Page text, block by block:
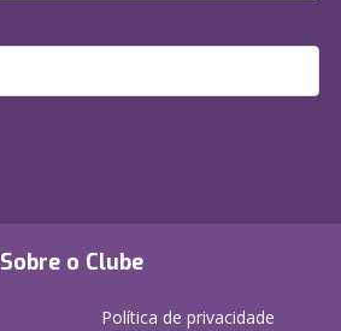
Sobre o Clube
Política de privacidade